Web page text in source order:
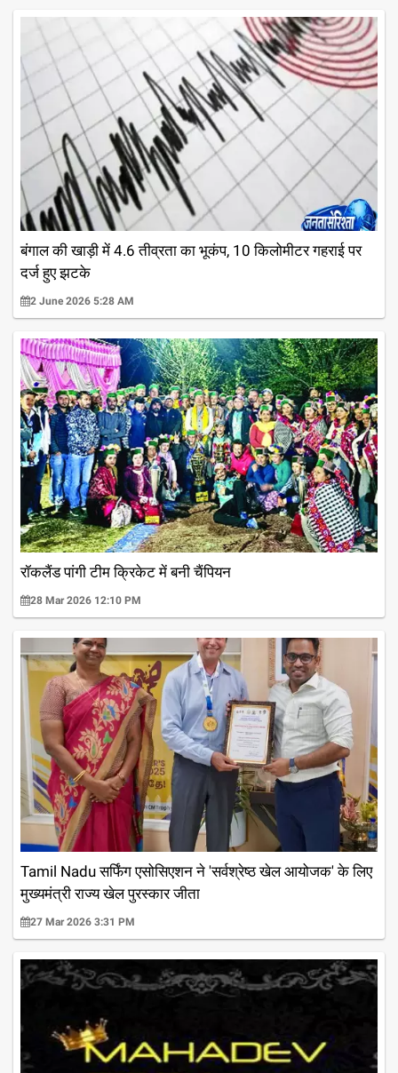
बंगाल की खाड़ी में 4.6 तीव्रता का भूकंप, 10 किलोमीटर गहराई पर
दर्ज हुए झटके
2 June 2026 5:28 AM
रॉकलैंड पांगी टीम क्रिकेट में बनी चैंपियन
28 Mar 2026 12:10 PM
Tamil Nadu सर्फिंग एसोसिएशन ने 'सर्वश्रेष्ठ खेल आयोजक' के लिए
मुख्यमंत्री राज्य खेल पुरस्कार जीता
27 Mar 2026 3:31 PM